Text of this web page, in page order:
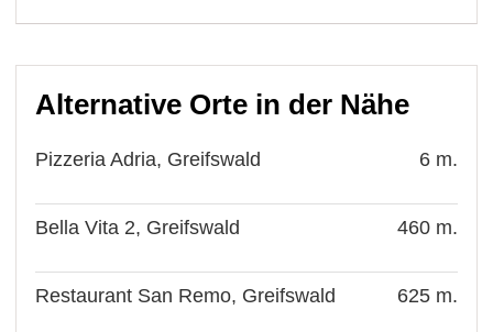
Alternative Orte in der Nähe
Pizzeria Adria, Greifswald 6 m.
Bella Vita 2, Greifswald 460 m.
Restaurant San Remo, Greifswald 625 m.